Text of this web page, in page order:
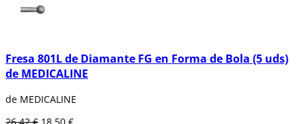
Fresa 801L de Diamante FG en Forma de Bola (5 uds)
de MEDICALINE
de MEDICALINE
26,42 € 18,50 €